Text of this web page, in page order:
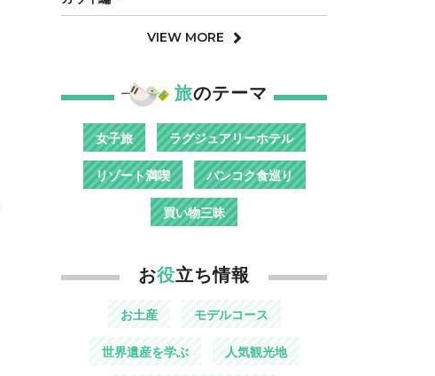
VIEW MORE
旅のテーマ
女子旅 ラグジュアリーホテル
リゾート満喫 バンコク食巡り
買い物三昧
お役立ち情報
お土産 モデルコース
世界遺産を学ぶ 人気観光地